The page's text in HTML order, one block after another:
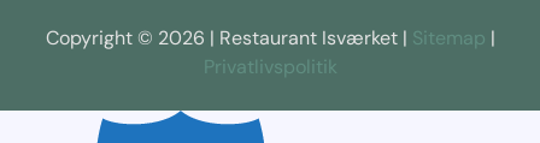
Copyright © 2026 | Restaurant Isværket | Sitemap |
Privatlivspolitik